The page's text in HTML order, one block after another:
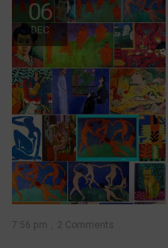
06
DEC
7:56 pm 2 Comments